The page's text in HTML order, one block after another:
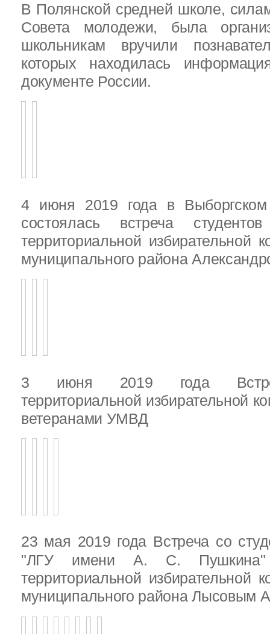
В Полянской средней школе,
Совета молодежи, была
школьникам вручили
которых находилась
документе России.
4 июня 2019 года в
состоялась встреча
территориальной избирательной
муниципального района
3 июня 2019 года
территориальной избирательной
ветеранами УМВД
23 мая 2019 года Встреча со
"ЛГУ имени А. С. Пушкина"
территориальной избирательной
муниципального района Лысовым